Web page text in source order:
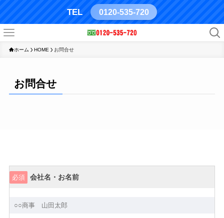
TEL 0120-535-720
ホーム HOME お問合せ
お問合せ
必須 会社名・お名前